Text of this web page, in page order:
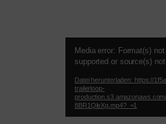
Video-
Player
Media error: Format(s) not
supported or source(s) not
Datei herunterladen: https://
trailerloop-
8BR1QleXg.mp4?_=1